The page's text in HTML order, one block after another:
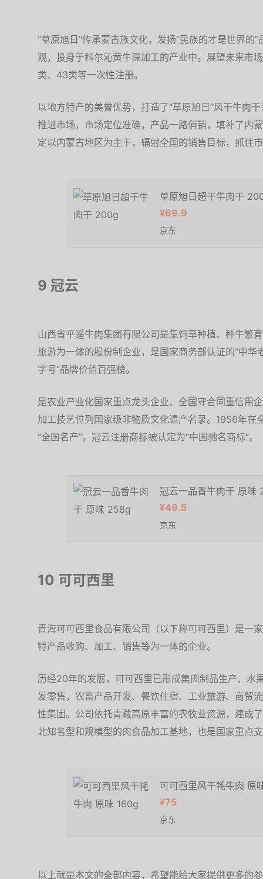
“草原旭日”传承蒙古族文化，发扬“民族的才是世界的
观，投身于科尔沁黄牛深加工的产业中。展望未来市
类、43类等一次性注册。
以地方特产的美誉优势，打造了“草原旭日”风干牛肉
推进市场，市场定位准确，产品一路俏销，填补了内
定以内蒙古地区为主干，辐射全国的销售目标，抓住
草原旭日超干牛肉干
¥69.9
京东
9 冠云
山西省平遥牛肉集团有限公司是集饲草种植、种牛繁
旅游为一体的股份制企业，是国家商务部认证的“中华
字号”品牌价值百强榜。
是农业产业化国家重点龙头企业、全国守合同重信用
加工技艺位列国家级非物质文化遗产名录。1956年在
“全国名产”。冠云注册商标被认定为“中国驰名商标”。
冠云一品香牛肉干 原味
¥49.5
京东
10 可可西里
青海可可西里食品有限公司（以下称可可西里）是一
特产品收购、加工、销售等为一体的企业。
历经20年的发展，可可西里已形成集肉制品生产、水
发零售，农畜产品开发、餐饮住宿、工业旅游、商贸
性集团。公司依托青藏高原丰富的农牧业资源，建成
北知名型和规模型的肉食品加工基地，也是国家重点
可可西里风干牦牛肉 原
¥75
京东
以上就是本文的全部内容，希望能给大家提供更多的